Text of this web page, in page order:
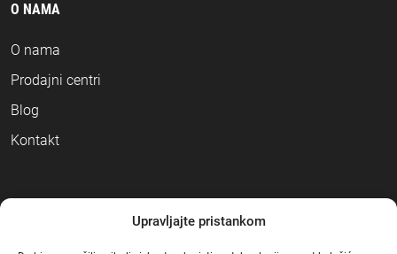
Upravljajte pristankom
O NAMA
O nama
Prodajni centri
Blog
Kontakt